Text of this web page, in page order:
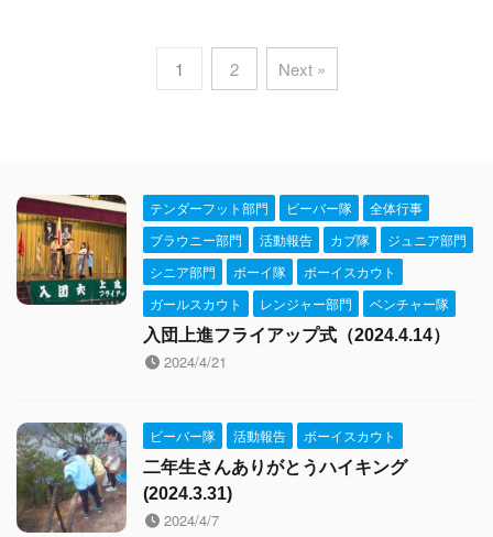
1 2 Next »
テンダーフット部門 ビーバー隊
全体行事
ブラウニー部門
活動報告 カブ隊
ジュニア部門
シニア部門
ボーイ隊
ボーイスカウト
ガールスカウト
レンジャー部門
ベンチャー隊
入団上進フライアップ式（2024.4.14）
2024/4/21
ビーバー隊 活動報告
ボーイスカウト
二年生さんありがとうハイキング
(2024.3.31)
2024/4/7